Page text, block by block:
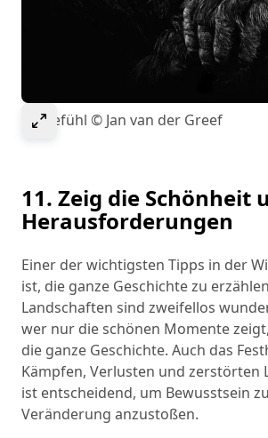
Select to expand image
Mitgefühl © Jan van der Greef
11. Zeig die Schönheit
Herausforderungen
Einer der wichtigsten Tipps in der
ist, die ganze Geschichte zu
Landschaften sind zweifellos
wer nur die schönen Momente
die ganze Geschichte. Auch das
Kämpfen, Verlusten und zerstörten
ist entscheidend, um Bewusstsein
Veränderung anzustoßen.